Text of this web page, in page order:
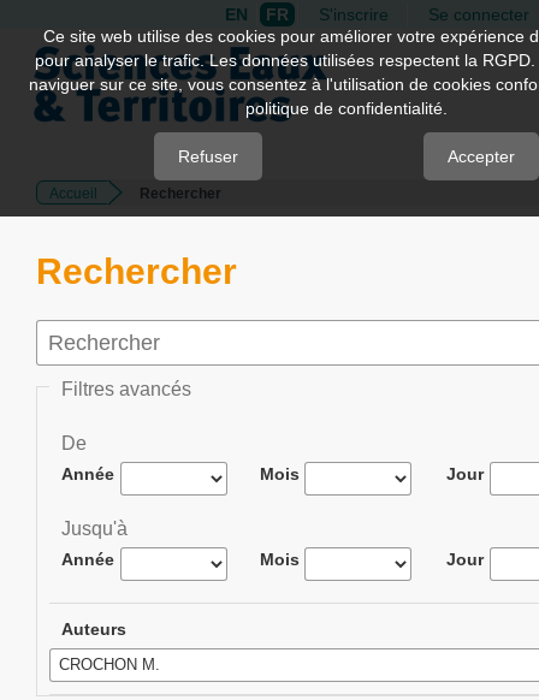
Quick
jump
page
Main
Content
EN FR S'inscrire Se connecter
Accueil Rechercher
Rechercher
Filtres avancés
De
Année Mois Jour
Jusqu'à
Année Mois Jour
Auteurs
Ce site web utilise des cookies pour améliorer votre expérience
pour analyser le trafic. Les données utilisées respectent la
naviguer sur ce site, vous consentez à l'utilisation de cookies
politique de confidentialité.
Refuser Accepter